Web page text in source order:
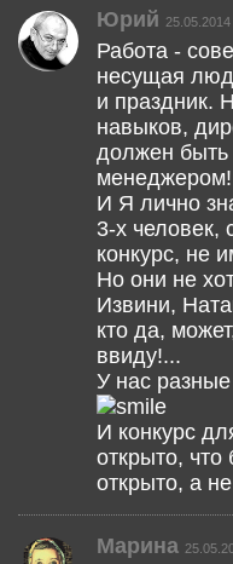
Юрий
Работа -
несущая
и праздник.
навыков,
должен
менеджером!
И Я лично
3-х человек,
конкурс, не
Но они не
Извини,
кто да,
ввиду!...
У нас
И конкурс
открыто,
открыто, а
Марина